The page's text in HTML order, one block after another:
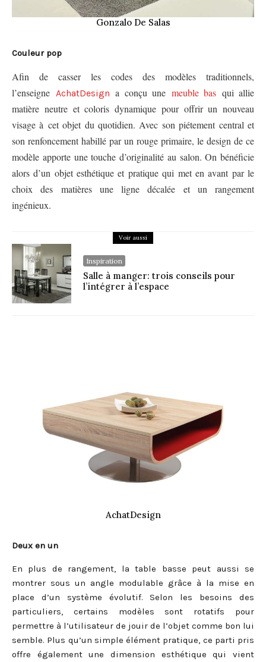
Gonzalo De Salas
Couleur pop
Afin de casser les codes des modèles traditionnels,
l’enseigne AchatDesign a conçu une meuble bas qui allie
matière neutre et coloris dynamique pour offrir un nouveau
visage à cet objet du quotidien. Avec son piétement central et
son renfoncement habillé par un rouge primaire, le design de ce
modèle apporte une touche d’originalité au salon. On bénéficie
alors d’un objet esthétique et pratique qui met en avant par le
choix des matières une ligne décalée et un rangement
ingénieux.
Voir aussi
Inspiration
Salle à manger: trois conseils pour
l’intégrer à l’espace
AchatDesign
Deux en un
En plus de rangement, la table basse peut aussi se
montrer sous un angle modulable grâce à la mise en
place d’un système évolutif. Selon les besoins des
particuliers, certains modèles sont rotatifs pour
permettre à l’utilisateur de jouir de l’objet comme bon lui
semble. Plus qu’un simple élément pratique, ce parti pris
offre également une dimension esthétique qui vient